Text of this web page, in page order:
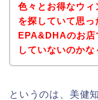
色々とお得なウィ
を探していて思
EPA&DHAのお店
していないのかな
というのは、美健